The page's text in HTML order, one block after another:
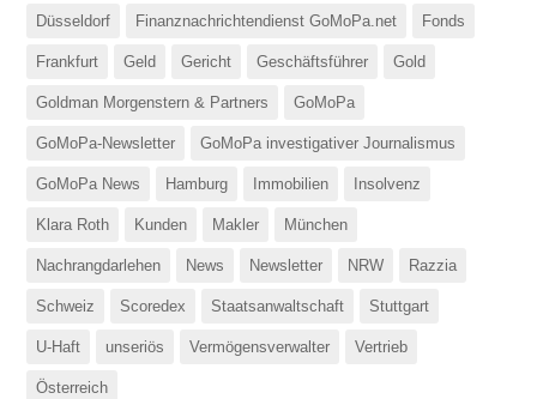
Düsseldorf Finanznachrichtendienst GoMoPa.net Fonds
Frankfurt Geld Gericht Geschäftsführer Gold
Goldman Morgenstern & Partners GoMoPa
GoMoPa-Newsletter GoMoPa investigativer Journalismus
GoMoPa News Hamburg Immobilien Insolvenz
Klara Roth Kunden Makler München
Nachrangdarlehen News Newsletter NRW Razzia
Schweiz Scoredex Staatsanwaltschaft Stuttgart
U-Haft unseriös Vermögensverwalter Vertrieb
Österreich